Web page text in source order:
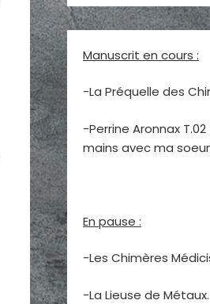
Manuscrit en cours :
-La Préquelle des
-Perrine Aronnax
mains avec ma
En pause :
-Les Chimères
-La Lieuse de Métaux.